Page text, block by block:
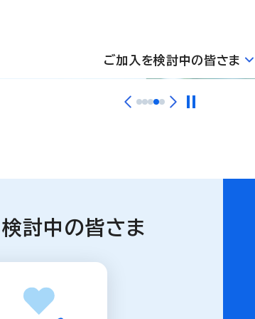
ご加入を検討中の皆さま
討中の皆さま